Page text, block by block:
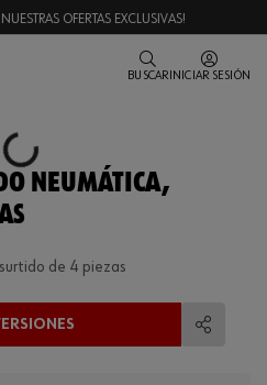
OFERTAS EXCLUSIVAS!
BUSCAR INICIAR SESIÓN
NEUMÁTICA,
de 4 piezas